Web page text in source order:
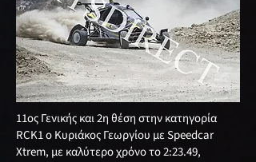
11ος Γενικής και 2η θέση στην κατηγορία
RCK1 ο Κυριάκος Γεωργίου με Speedcar
Xtrem, με καλύτερο χρόνο το 2:23.49,